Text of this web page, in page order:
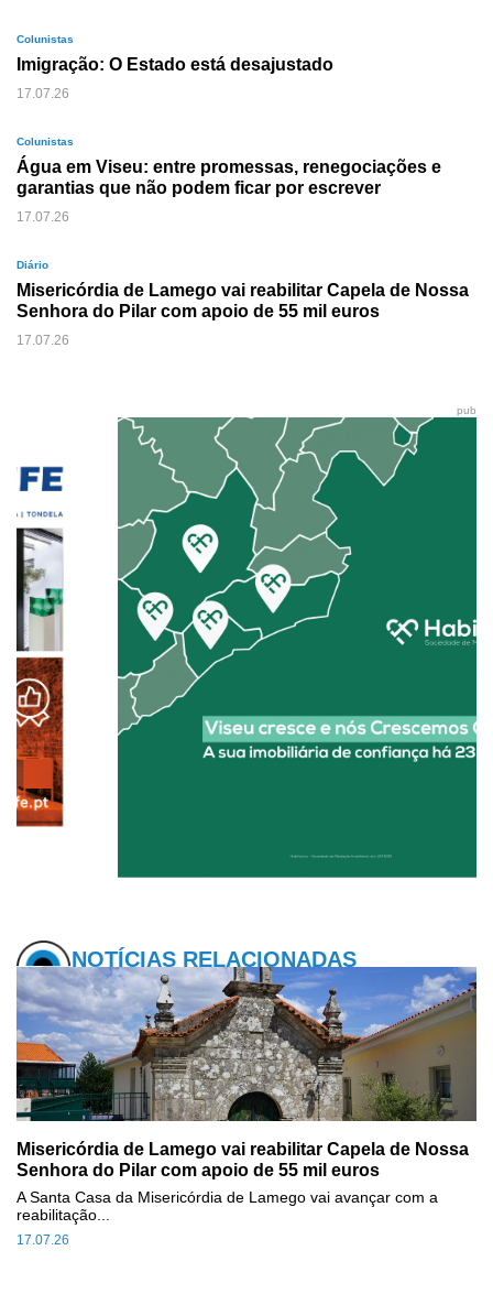
Colunistas
Imigração: O Estado está desajustado
17.07.26
Colunistas
Água em Viseu: entre promessas, renegociações e
garantias que não podem ficar por escrever
17.07.26
Diário
Misericórdia de Lamego vai reabilitar Capela de Nossa
Senhora do Pilar com apoio de 55 mil euros
17.07.26
pub
NOTÍCIAS RELACIONADAS
Misericórdia de Lamego vai reabilitar Capela de Nossa
Senhora do Pilar com apoio de 55 mil euros
17.07.26
A Santa Casa da Misericórdia de Lamego vai avançar com a
reabilitação...